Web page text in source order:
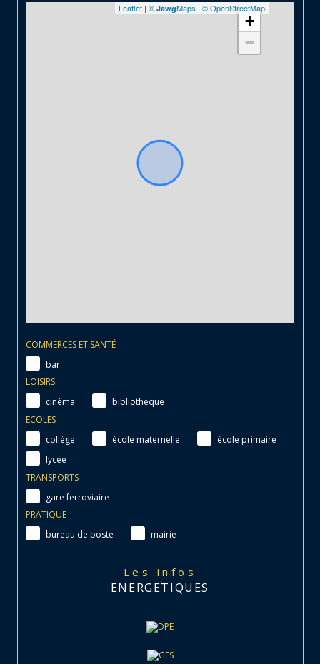
+
−
Leaflet | © JawgMaps | © OpenStreetMap
COMMERCES ET SANTÉ
bar
LOISIRS
cinéma
bibliothèque
ECOLES
collège
école maternelle
école primaire
lycée
TRANSPORTS
gare ferroviaire
PRATIQUE
bureau de poste
mairie
Les infos
ENERGETIQUES